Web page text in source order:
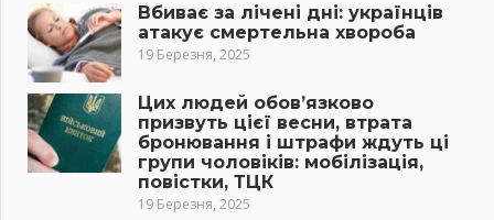
Вбиває за лічені дні: українців
атакує смертельна хвороба
19 Березня, 2025
Цих людей обов’язково
призвуть цієї весни, втрата
бронювання і штрафи ждуть ці
групи чоловіків: мобілізація,
повістки, ТЦК
19 Березня, 2025